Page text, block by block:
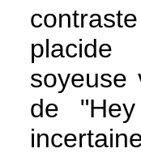
soyeuse
de